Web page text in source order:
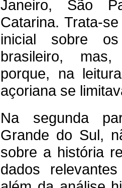
Janeiro, São
Catarina. Trata-
inicial sobre
brasileiro,
porque, na
açoriana se
Na segunda
Grande do Sul,
sobre a história
dados